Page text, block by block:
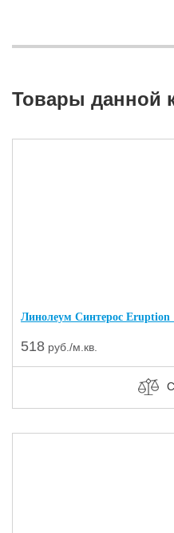
Товары данной
Линолеум Синтерос
518 руб./м.кв.